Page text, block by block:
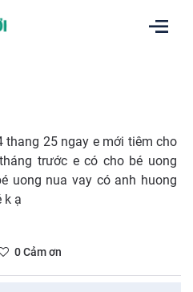
thang 25 ngay e mới tiêm cho
trước e có cho bé uong
uong nua vay có anh huong
k ạ
0Cảm ơn